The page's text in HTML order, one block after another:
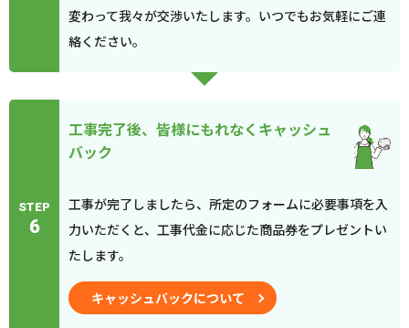
変わって我々が交渉いたします。いつでもお気軽にご連
絡ください。
STEP
6
工事完了後、皆様にもれなくキャッシュ
バック
工事が完了しましたら、所定のフォームに必要事項を入
力いただくと、工事代金に応じた商品券をプレゼントい
たします。
キャッシュバックについて